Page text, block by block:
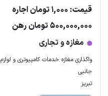
قیمت: 1,000 تومان اجاره
500,000,000 تومان رهن
مغازه و تجاری
واگذاری مغازه خدمات کامپیوتری و لوازم
جانبی
تبریز